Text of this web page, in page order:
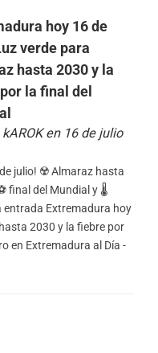
hoy 16 de
verde para
hasta 2030 y la
la final del
en 16 de julio
julio! ☢️ Almaraz hasta
final del Mundial y 🌡️
entrada Extremadura hoy
2030 y la fiebre por
en Extremadura al Día -